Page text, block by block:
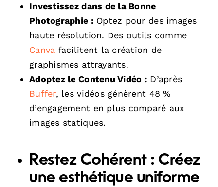
Investissez dans de la Bonne
Photographie :Optez pour des images
haute résolution. Des outils comme
Canva facilitent la création de
graphismes attrayants.
Adoptez le Contenu Vidéo : D’après
Buffer, les vidéos génèrent 48 %
d’engagement en plus comparé aux
images statiques.
Restez Cohérent : Créez
une esthétique uniforme